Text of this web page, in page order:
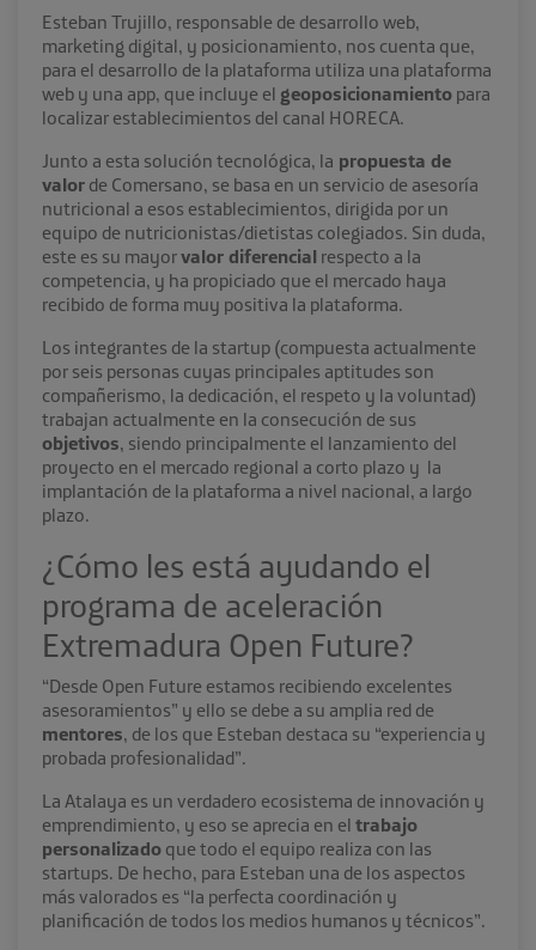
Esteban Trujillo, responsable de desarrollo web,
marketing digital, y posicionamiento, nos cuenta que,
para el desarrollo de la plataforma utiliza una plataforma
web y una app, que incluye el geoposicionamiento para
localizar establecimientos del canal HORECA.
Junto a esta solución tecnológica, la propuesta de
valor de Comersano, se basa en un servicio de asesoría
nutricional a esos establecimientos, dirigida por un
equipo de nutricionistas/dietistas colegiados. Sin duda,
este es su mayorvalor diferencial respecto a la
competencia, y ha propiciado que el mercado haya
recibido de forma muy positiva la plataforma.
Los integrantes de la startup (compuesta actualmente
por seis personas cuyas principales aptitudes son
compañerismo, la dedicación, el respeto y la voluntad)
trabajan actualmente en la consecución de sus
objetivos, siendo principalmente el lanzamiento del
proyecto en el mercado regional a corto plazo y la
implantación de la plataforma a nivel nacional, a largo
plazo.
¿Cómo les está ayudando el
programa de aceleración
Extremadura Open Future?
“Desde Open Future estamos recibiendo excelentes
asesoramientos” y ello se debe a su amplia red de
mentores, de los que Esteban destaca su “experiencia y
probada profesionalidad”.
La Atalaya es un verdadero ecosistema de innovación y
emprendimiento, y eso se aprecia en el trabajo
personalizado que todo el equipo realiza con las
startups. De hecho, para Esteban una de los aspectos
más valorados es “la perfecta coordinación y
planificación de todos los medios humanos y técnicos”.